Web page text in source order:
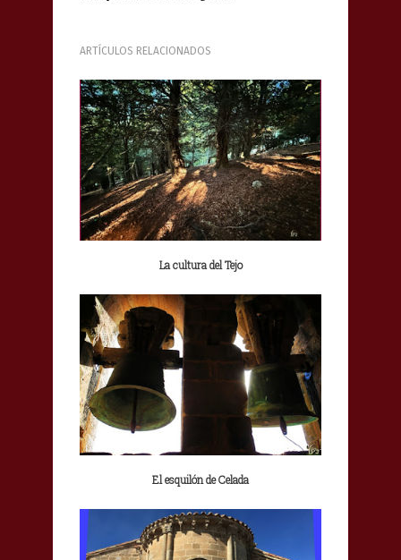
ARTÍCULOS RELACIONADOS
La cultura del Tejo
El esquilón de Celada